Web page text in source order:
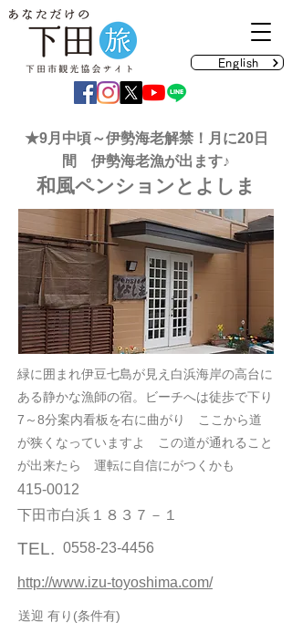
English
★9月中頃～伊勢海老解禁！月に20日
間 伊勢海老漁が出ます♪
和風ペンションとよしま
緑に囲まれ伊豆七島が見え白浜海岸の高台に
ある静かな漁師の宿。ビーチへは徒歩で下り
7～8分案内看板を右に曲がり ここから道
が狭くなっていますよ この道が通れること
が出来たら 運転に自信にがつくかも
415-0012
下田市白浜１８３７－１
TEL. 0558-23-4456
http://www.izu-toyoshima.com/
送迎 有り(条件有)